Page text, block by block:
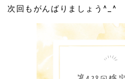
次回もがんばりましょう^_^